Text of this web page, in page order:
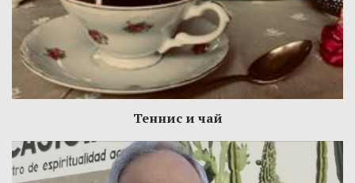
Теннис и чай